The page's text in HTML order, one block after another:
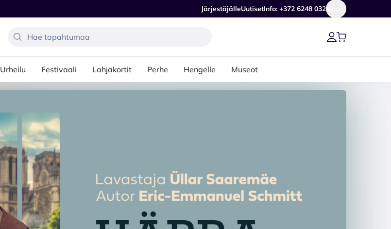
JärjestäjälleUutisetInfo: +372 6248 032Maa
Urheilu Festivaali Lahjakortit Perhe Hengelle Museot